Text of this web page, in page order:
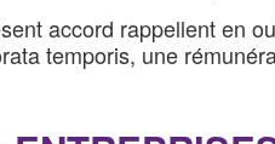
accord rappellent en
temporis, une